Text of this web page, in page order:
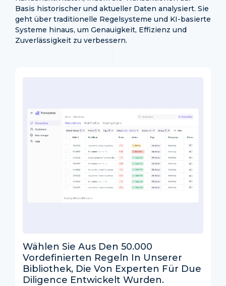
Basis historischer und aktueller Daten analysiert. Sie
geht über traditionelle Regelsysteme und KI-basierte
Systeme hinaus, um Genauigkeit, Effizienz und
Zuverlässigkeit zu verbessern.
Wählen Sie Aus Den 50.000
Vordefinierten Regeln In Unserer
Bibliothek, Die Von Experten Für Due
Diligence Entwickelt Wurden.